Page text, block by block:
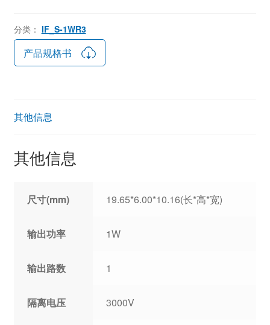
分类： IF_S-1WR3
产品规格书
其他信息
其他信息
尺寸(mm) 19.65*6.00*10.16(长*高*宽)
输出功率 1W
输出路数 1
隔离电压 3000V